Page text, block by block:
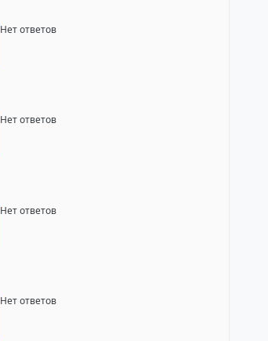
Нет ответов
Нет ответов
Нет ответов
Нет ответов